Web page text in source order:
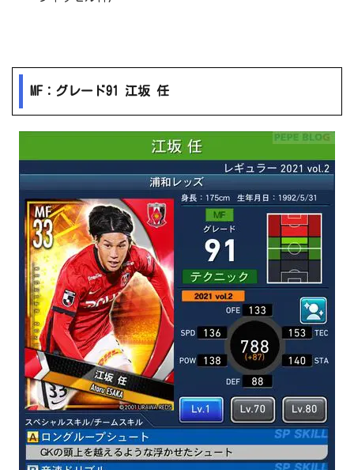
MF：グレード91 江坂 任